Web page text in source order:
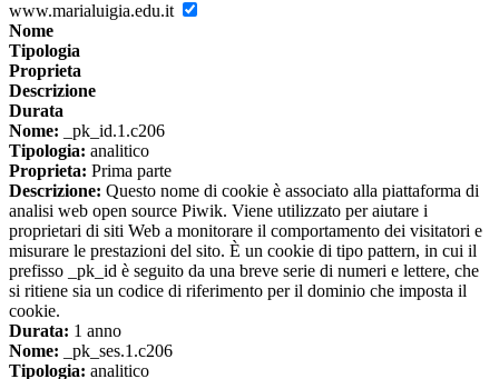
www.marialuigia.edu.it
Nome
Tipologia
Proprieta
Descrizione
Durata
Nome: _pk_id.1.c206
Tipologia: analitico
Proprieta: Prima parte
Descrizione: Questo nome di cookie è associato alla piattaforma di
analisi web open source Piwik. Viene utilizzato per aiutare i
proprietari di siti Web a monitorare il comportamento dei visitatori e
misurare le prestazioni del sito. È un cookie di tipo pattern, in cui il
prefisso _pk_id è seguito da una breve serie di numeri e lettere, che
si ritiene sia un codice di riferimento per il dominio che imposta il
cookie.
Durata: 1 anno
Nome: _pk_ses.1.c206
Tipologia: analitico